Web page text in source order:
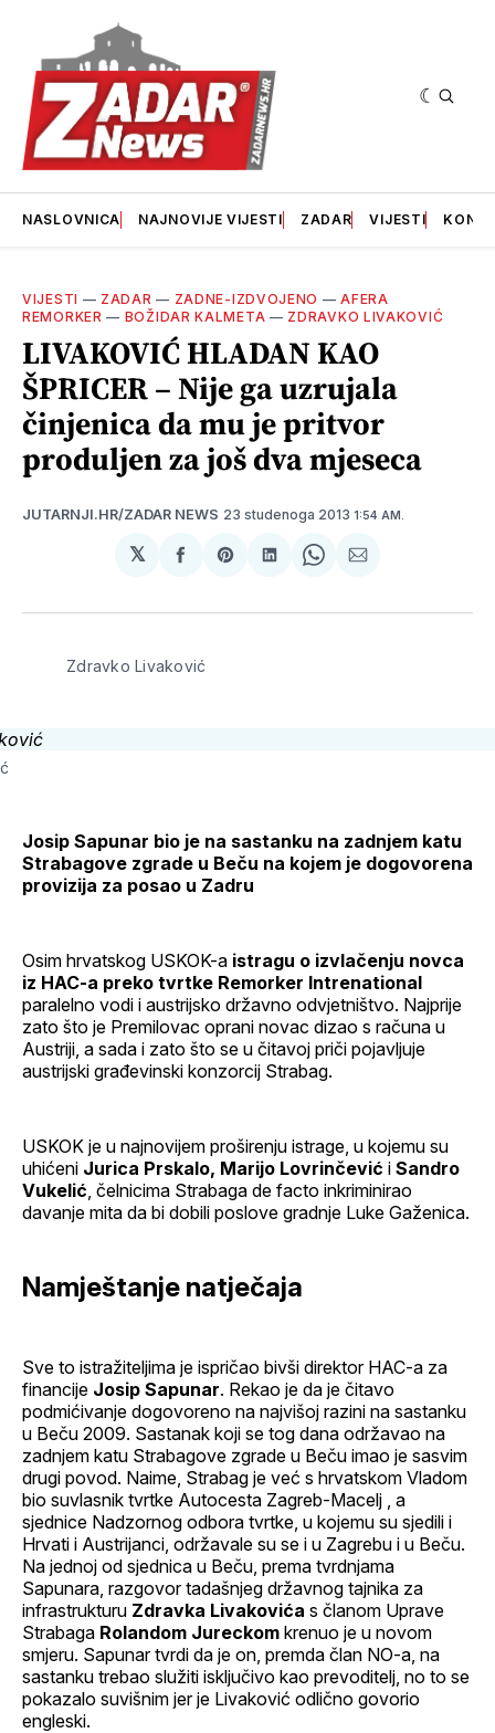
NASLOVNICA NAJNOVIJE VIJESTI ZADAR VIJESTI
VIJESTI — ZADAR — ZADNE-IZDVOJENO —AFERA
REMORKER — BOŽIDAR KALMETA — ZDRAVKO LIVAKOVIĆ
LIVAKOVIĆ HLADAN KAO
ŠPRICER – Nije ga uzrujala
činjenica da mu je pritvor
produljen za još dva mjeseca
JUTARNJI.HR/ZADAR NEWS 23 studenoga 2013 1:54 AM.
𝕏
podijeliSharepodijeliSharepodijeli
Zdravko Livaković
Josip Sapunar bio je na sastanku na zadnjem katu
Strabagove zgrade u Beču na kojem je dogovorena
provizija za posao u Zadru
Osim hrvatskog USKOK-a istragu o izvlačenju novca
iz HAC-a preko tvrtke Remorker Intrenational
paralelno vodi i austrijsko državno odvjetništvo. Najprije
zato što je Premilovac oprani novac dizao s računa u
Austriji, a sada i zato što se u čitavoj priči pojavljuje
austrijski građevinski konzorcij Strabag.
USKOK je u najnovijem proširenju istrage, u kojemu su
uhićeni Jurica Prskalo, Marijo Lovrinčević i Sandro
Vukelić , čelnicima Strabaga de facto inkriminirao
davanje mita da bi dobili poslove gradnje Luke Gaženica.
Namještanje natječaja
Sve to istražiteljima je ispričao bivši direktor HAC-a za
financije Josip Sapunar. Rekao je da je čitavo
podmićivanje dogovoreno na najvišoj razini na sastanku
u Beču 2009. Sastanak koji se tog dana održavao na
zadnjem katu Strabagove zgrade u Beču imao je sasvim
drugi povod. Naime, Strabag je već s hrvatskom Vladom
bio suvlasnik tvrtke Autocesta Zagreb-Macelj , a
sjednice Nadzornog odbora tvrtke, u kojemu su sjedili i
Hrvati i Austrijanci, održavale su se i u Zagrebu i u Beču.
Na jednoj od sjednica u Beču, prema tvrdnjama
Sapunara, razgovor tadašnjeg državnog tajnika za
infrastrukturu Zdravka Livakovića s članom Uprave
Strabaga Rolandom Jureckom krenuo je u novom
smjeru. Sapunar tvrdi da je on, premda član NO-a, na
sastanku trebao služiti isključivo kao prevoditelj, no to se
pokazalo suvišnim jer je Livaković odlično govorio
engleski.